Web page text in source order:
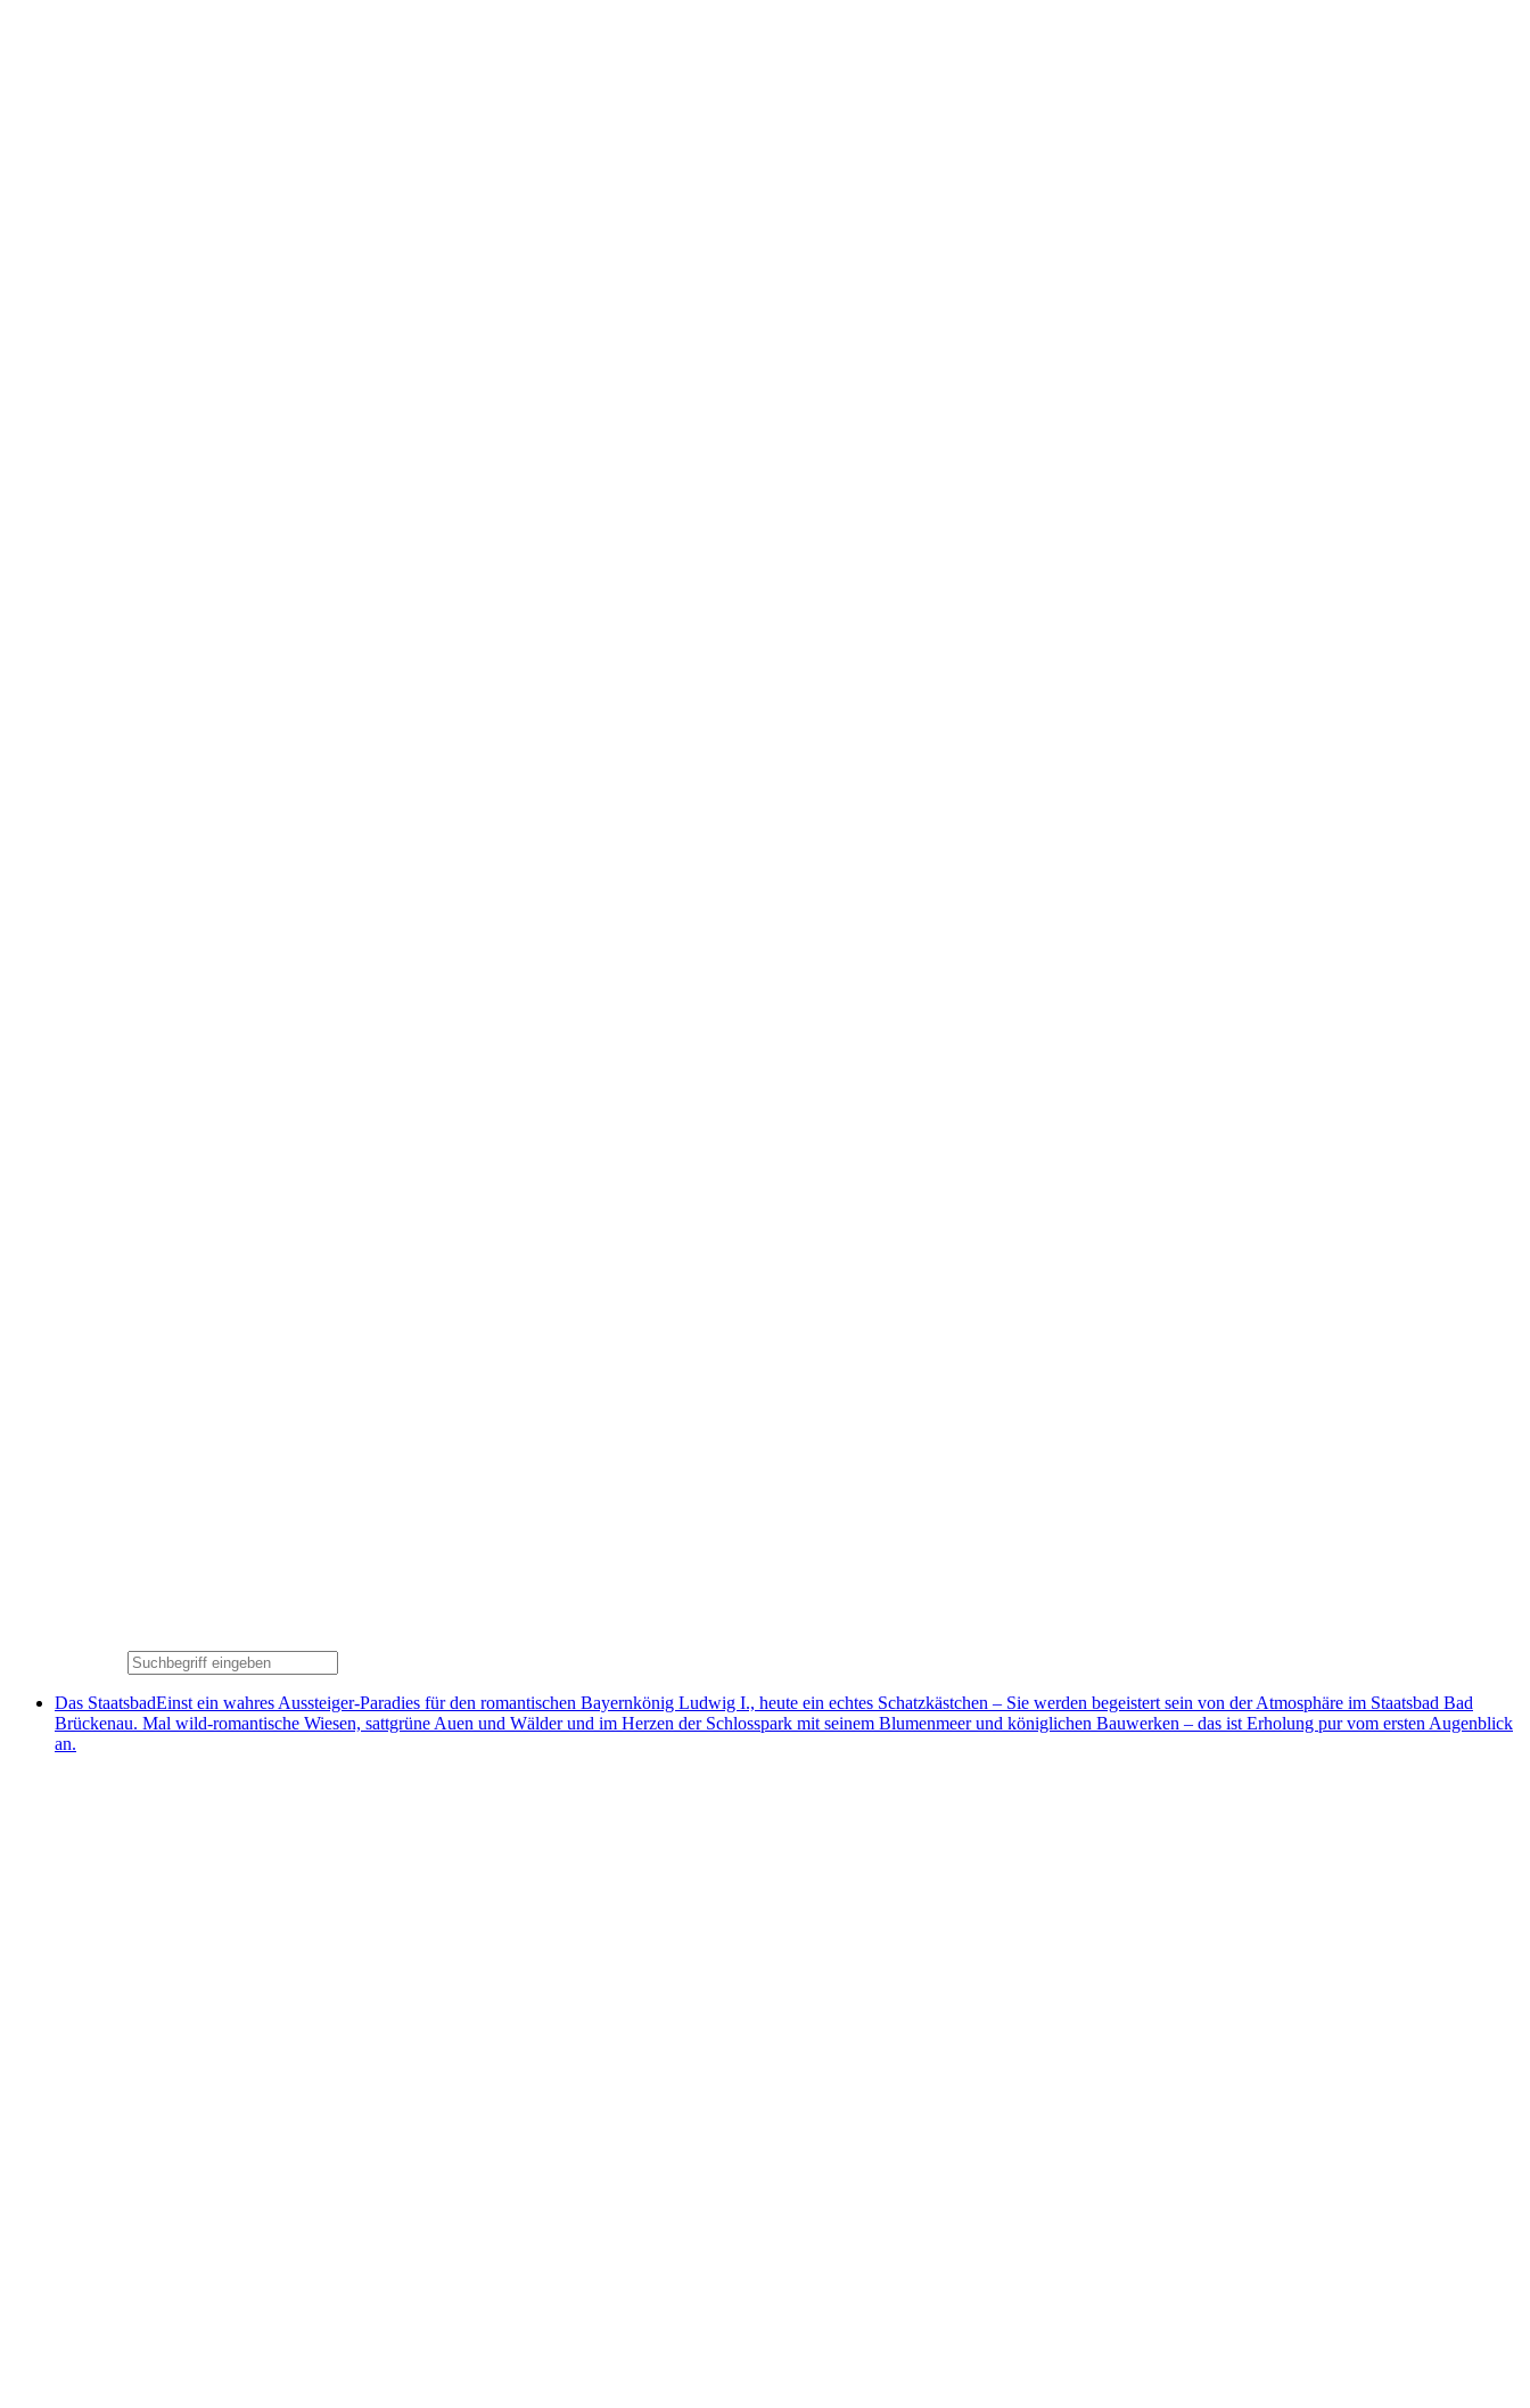
Das StaatsbadEinst ein wahres Aussteiger-Paradies für den romantischen Bayernkönig Ludwig I., heute ein echtes Schatzkästchen – Sie werden begeistert sein von der Atmosphäre im Staatsbad Bad
Brückenau. Mal wild-romantische Wiesen, sattgrüne Auen und Wälder und im Herzen der Schlosspark mit seinem Blumenmeer und königlichen Bauwerken – das ist Erholung pur vom ersten Augenblick
an.